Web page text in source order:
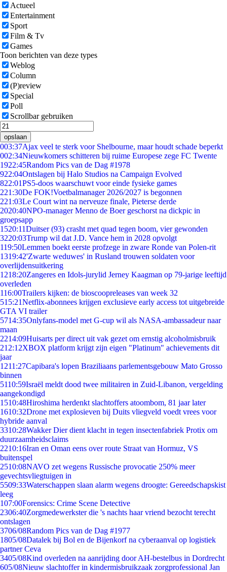
Actueel
Entertainment
Sport
Film & Tv
Games
Toon berichten van deze types
Weblog
Column
(P)review
Special
Poll
Scrollbar gebruiken
opslaan
003:37Ajax veel te sterk voor Shelbourne, maar houdt schade beperkt
002:34Nieuwkomers schitteren bij ruime Europese zege FC Twente
1922:45Random Pics van de Dag #1978
922:04Ontslagen bij Halo Studios na Campaign Evolved
822:01PS5-doos waarschuwt voor einde fysieke games
221:30De FOK!Voetbalmanager 2026/2027 is begonnen
221:03Le Court wint na nerveuze finale, Pieterse derde
2020:40NPO-manager Menno de Boer geschorst na dickpic in
groepsapp
1520:11Duitser (93) crasht met quad tegen boom, vier gewonden
3220:03Trump wil dat J.D. Vance hem in 2028 opvolgt
119:50Lemmen boekt eerste profzege in zware Ronde van Polen-rit
1319:42'Zwarte weduwes' in Rusland trouwen soldaten voor
overlijdensuitkering
1218:20Zangeres en Idols-jurylid Jerney Kaagman op 79-jarige leeftijd
overleden
116:00Trailers kijken: de bioscoopreleases van week 32
515:21Netflix-abonnees krijgen exclusieve early access tot uitgebreide
GTA VI trailer
5714:35Onlyfans-model met G-cup wil als NASA-ambassadeur naar
maan
2214:09Huisarts per direct uit vak gezet om ernstig alcoholmisbruik
212:12XBOX platform krijgt zijn eigen "Platinum" achievements dit
jaar
1211:27Capibara's lopen Braziliaans parlementsgebouw Mato Grosso
binnen
5110:59Israël meldt dood twee militairen in Zuid-Libanon, vergelding
aangekondigd
1510:48Hiroshima herdenkt slachtoffers atoombom, 81 jaar later
1610:32Drone met explosieven bij Duits vliegveld voedt vrees voor
hybride aanval
3310:28Wakker Dier dient klacht in tegen insectenfabriek Protix om
duurzaamheidsclaims
2210:16Iran en Oman eens over route Straat van Hormuz, VS
buitenspel
2510:08NAVO zet wegens Russische provocatie 250% meer
gevechtsvliegtuigen in
5509:33Waterschappen slaan alarm wegens droogte: Gereedschapskist
leeg
107:00Forensics: Crime Scene Detective
2306:40Zorgmedewerkster die 's nachts haar vriend bezocht terecht
ontslagen
3706/08Random Pics van de Dag #1977
1805/08Datalek bij Bol en de Bijenkorf na cyberaanval op logistiek
partner Ceva
3405/08Kind overleden na aanrijding door AH-bestelbus in Dordrecht
605/08Nieuw slachtoffer in kindermisbruikzaak zorgprofessional Jan